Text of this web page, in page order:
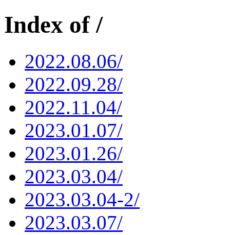
Index of /
2022.08.06/
2022.09.28/
2022.11.04/
2023.01.07/
2023.01.26/
2023.03.04/
2023.03.04-2/
2023.03.07/